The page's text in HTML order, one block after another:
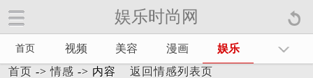
娱乐时尚网
首页 视频 美容 漫画
娱乐
首页 ->情感 -> 内容 返回情感列表页
娱乐时尚网手机官方网站【